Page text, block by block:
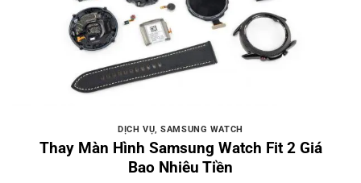
DỊCH VỤ,SAMSUNG WATCH
Thay Màn Hình Samsung Watch Fit 2 Giá
Bao Nhiêu Tiền